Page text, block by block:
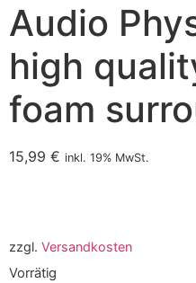
Audio
high
foam
15,99 € inkl. 19% MwSt.
zzgl. Versandkosten
Vorrätig